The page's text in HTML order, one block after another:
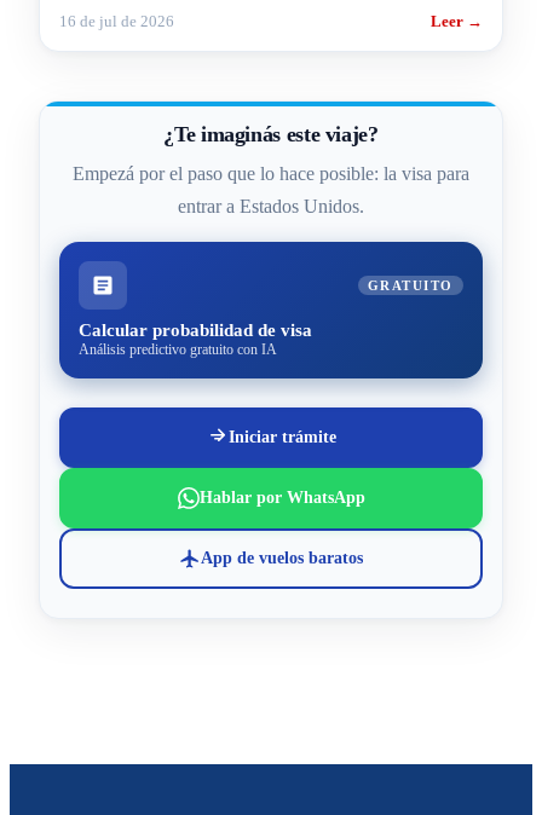
La guía para ir en julio o agosto.
16 de jul de 2026 Leer →
¿Te imaginás este viaje?
Empezá por el paso que lo hace posible: la visa para
entrar a Estados Unidos.
Calcular probabilidad de visa
Análisis predictivo gratuito con IA
GRATUITO
Iniciar trámite
Hablar por WhatsApp
App de vuelos baratos